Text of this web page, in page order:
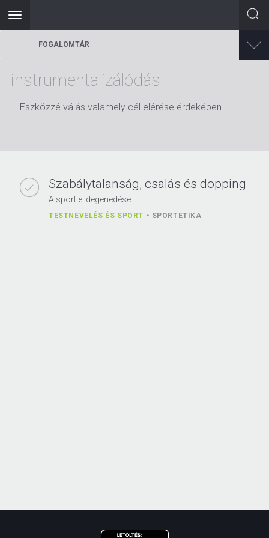
Toggle
navigation
FOGALOMTÁR
instrumentalizálódás
Eszközzé válás valamely cél elérése érdekében.
Szabálytalanság, csalás és dopping
A sport elidegenedése
TESTNEVELÉS ÉS SPORT SPORTETIKA